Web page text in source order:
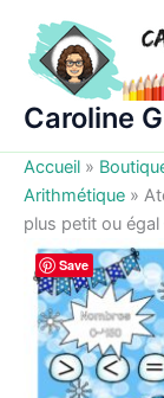
contenu
Caroline
Accueil »
Arithmétique »
plus petit ou égal
Save